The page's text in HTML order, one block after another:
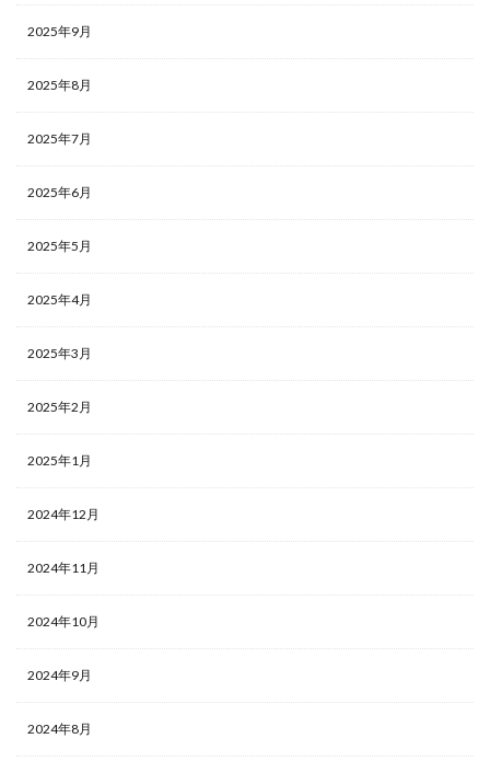
2025年9月
2025年8月
2025年7月
2025年6月
2025年5月
2025年4月
2025年3月
2025年2月
2025年1月
2024年12月
2024年11月
2024年10月
2024年9月
2024年8月